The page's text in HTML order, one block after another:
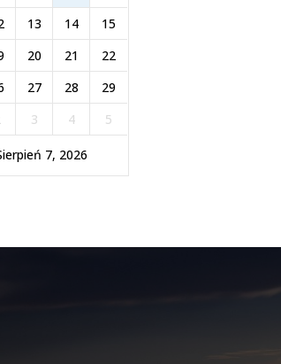
13 14
15
20 21
22
27 28
29
3 4 5
7, 2026